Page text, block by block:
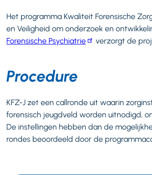
Het programma Kwaliteit Forensische
en Veiligheid om onderzoek en
Forensische Psychiatrie
verzorgt de
Procedure
KFZ-J zet een callronde uit waarin
forensisch jeugdveld worden uitnodigd,
De instellingen hebben dan de
rondes beoordeeld door de